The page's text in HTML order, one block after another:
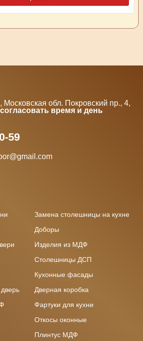
Московская обл. Покровский пр., 4,
время и день
59
Замена столешницы на кухне
Доборы
Изделия из МДФ
Столешницы ДСП
Кухонные фасады
Дверная коробка
Фартуки для кухни
Откосы оконные
Плинтус МДФ